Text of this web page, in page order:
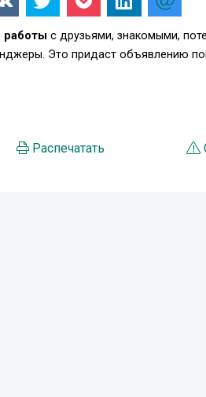
работы с друзьями, знакомыми,
Это придаст объявлению
Распечатать